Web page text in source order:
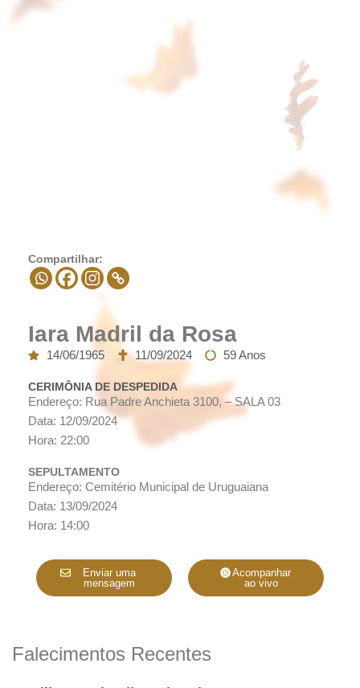
Compartilhar:
Iara Madril da Rosa
14/06/1965 11/09/2024 59 Anos
CERIMÔNIA DE DESPEDIDA
Endereço: Rua Padre Anchieta 3100, – SALA 03
Data: 12/09/2024
Hora: 22:00
SEPULTAMENTO
Endereço: Cemitério Municipal de Uruguaiana
Data: 13/09/2024
Hora: 14:00
Enviar uma
mensagem
Acompanhar
ao vivo
Falecimentos Recentes